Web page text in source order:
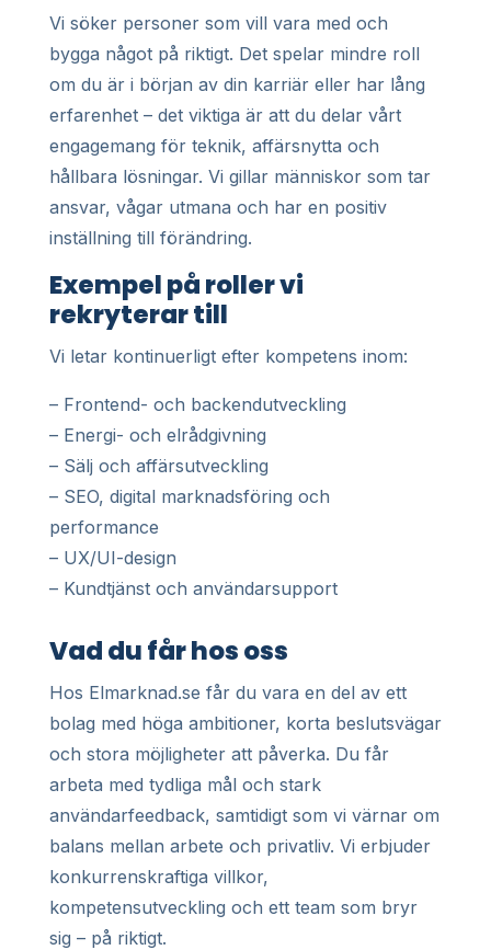
Vi söker personer som vill vara med och
bygga något på riktigt. Det spelar mindre roll
om du är i början av din karriär eller har lång
erfarenhet – det viktiga är att du delar vårt
engagemang för teknik, affärsnytta och
hållbara lösningar. Vi gillar människor som tar
ansvar, vågar utmana och har en positiv
inställning till förändring.
Exempel på roller vi
rekryterar till
Vi letar kontinuerligt efter kompetens inom:
– Frontend- och backendutveckling
– Energi- och elrådgivning
– Sälj och affärsutveckling
– SEO, digital marknadsföring och
performance
– UX/UI-design
– Kundtjänst och användarsupport
Vad du får hos oss
Hos Elmarknad.se får du vara en del av ett
bolag med höga ambitioner, korta beslutsvägar
och stora möjligheter att påverka. Du får
arbeta med tydliga mål och stark
användarfeedback, samtidigt som vi värnar om
balans mellan arbete och privatliv. Vi erbjuder
konkurrenskraftiga villkor,
kompetensutveckling och ett team som bryr
sig – på riktigt.